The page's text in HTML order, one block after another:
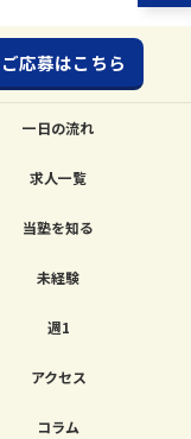
ご応募はこちら
一日の流れ
求人一覧
当塾を知る
未経験
週1
アクセス
コラム